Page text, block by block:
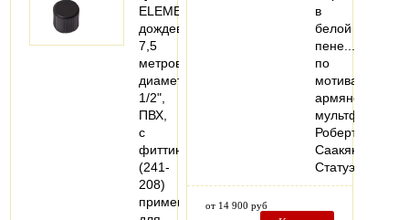
ELEMENTI
дождеватель
7,5
метров,
диаметр
1/2",
ПВХ,
с
фиттингами
(241-
208)
применяется
в
белой
пене..."
по
мотивам
армянского
мультфильма
Роберта
Саакянца.
Статуэтка…
от 14 900 руб